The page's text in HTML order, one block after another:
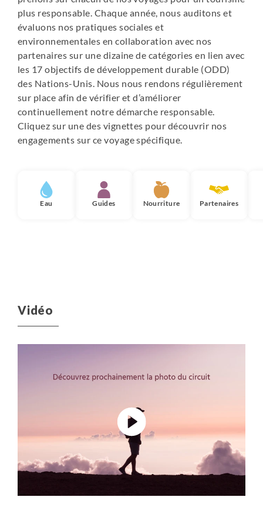
Pas de wifi sur le bateau. Mais si cela est indispensable
pour vous, nous pouvons fournir une carte SIM 5 Go, en
option et avec supplément : nous consulter pour les
tarifs - en faire la demande au moment de votre
inscription.
plus responsable. Chaque année, nous auditons et
évaluons nos pratiques sociales et
environnementales en collaboration avec nos
partenaires sur une dizaine de catégories en lien avec
les 17 objectifs de développement durable (ODD)
des Nations-Unis. Nous nous rendons régulièrement
sur place afin de vérifier et d’améliorer
continuellement notre démarche responsable.
Cliquez sur une des vignettes pour découvrir nos
engagements sur ce voyage spécifique.
Eau Guides Nourriture Partenaires
Vidéo